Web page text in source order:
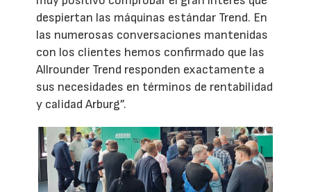
despiertan las máquinas estándar Trend. En
las numerosas conversaciones mantenidas
con los clientes hemos confirmado que las
Allrounder Trend responden exactamente a
sus necesidades en términos de rentabilidad
y calidad Arburg”.